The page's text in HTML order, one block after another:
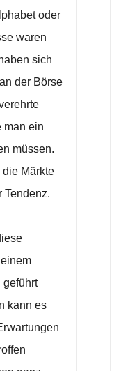
oder
waren
sich
der Börse
man ein
müssen.
Märkte
Tendenz.
geführt
kann es